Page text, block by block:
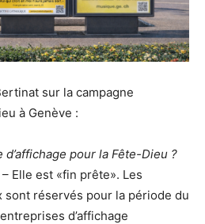
sur la campagne
à Genève :
d’affichage pour la Fête-Dieu ?
– Elle est «fin prête». Les
sont réservés pour la période du
d’affichage